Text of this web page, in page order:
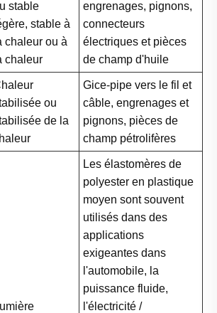
stable
stable à
chaleur ou à
chaleur
engrenages, pignons,
connecteurs
électriques et pièces
de champ d'huile
ou
de la
Gice-pipe vers le fil et
câble, engrenages et
pignons, pièces de
champ pétrolifères
Les élastomères de
polyester en plastique
moyen sont souvent
utilisés dans des
applications
exigeantes dans
l'automobile, la
puissance fluide,
l'électricité /